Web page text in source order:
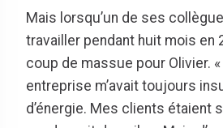
Mais lorsqu’un de ses
travailler pendant huit mois en
coup de massue pour Olivier.
entreprise m’avait toujours
d’énergie. Mes clients étaient